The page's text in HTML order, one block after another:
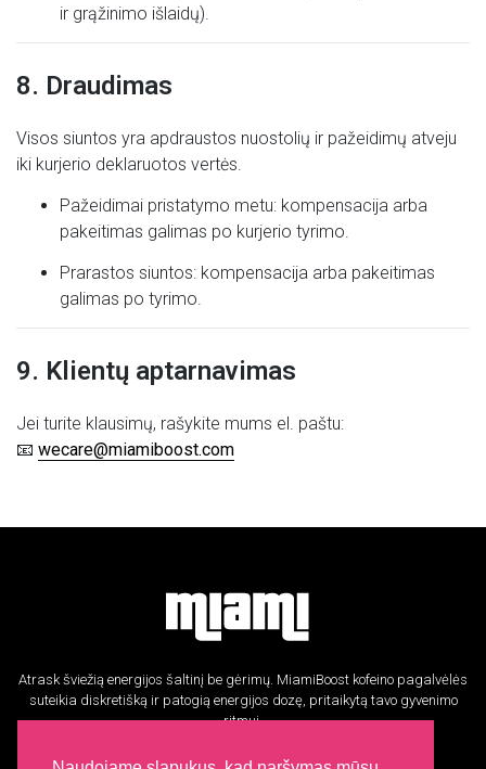
ir grąžinimo išlaidų).
8. Draudimas
Visos siuntos yra apdraustos nuostolių ir pažeidimų atveju
iki kurjerio deklaruotos vertės.
Pažeidimai pristatymo metu: kompensacija arba
pakeitimas galimas po kurjerio tyrimo.
Prarastos siuntos: kompensacija arba pakeitimas
galimas po tyrimo.
9. Klientų aptarnavimas
Jei turite klausimų, rašykite mums el. paštu:
📧 wecare@miamiboost.com
Atrask šviežią energijos šaltinį be gėrimų. MiamiBoost kofeino pagalvėlės
suteikia diskretišką ir patogią energijos dozę, pritaikytą tavo gyvenimo
ritmui.
Informacija